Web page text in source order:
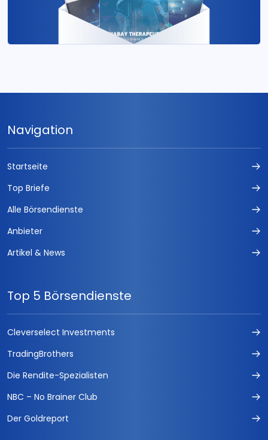
Navigation
Startseite
Top Briefe
Alle Börsendienste
Anbieter
Artikel & News
Top 5 Börsendienste
Cleverselect Investments
TradingBrothers
Die Rendite-Spezialisten
NBC – No Brainer Club
Der Goldreport